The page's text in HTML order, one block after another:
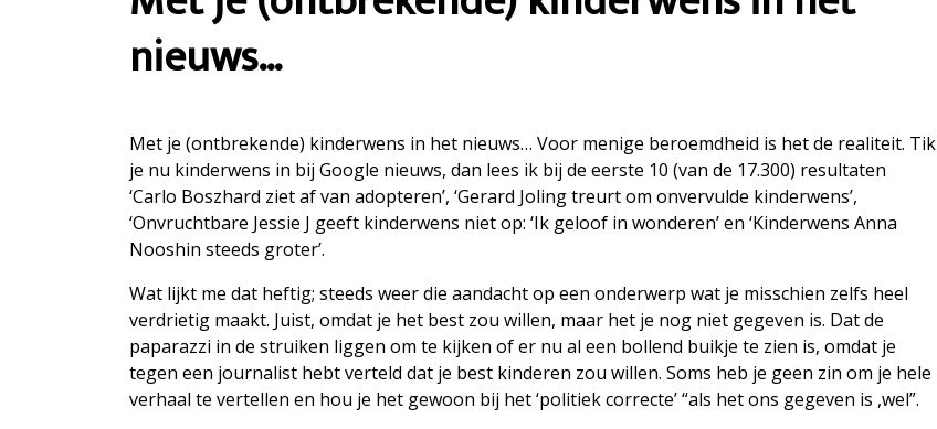
nieuws…
Met je (ontbrekende) kinderwens in het nieuws… Voor menige beroemdheid is het de realiteit. Tik
je nu kinderwens in bij Google nieuws, dan lees ik bij de eerste 10 (van de 17.300) resultaten
‘Carlo Boszhard ziet af van adopteren’, ‘Gerard Joling treurt om onvervulde kinderwens’,
‘Onvruchtbare Jessie J geeft kinderwens niet op: ‘Ik geloof in wonderen’ en ‘Kinderwens Anna
Nooshin steeds groter’.
Wat lijkt me dat heftig; steeds weer die aandacht op een onderwerp wat je misschien zelfs heel
verdrietig maakt. Juist, omdat je het best zou willen, maar het je nog niet gegeven is. Dat de
paparazzi in de struiken liggen om te kijken of er nu al een bollend buikje te zien is, omdat je
tegen een journalist hebt verteld dat je best kinderen zou willen. Soms heb je geen zin om je hele
verhaal te vertellen en hou je het gewoon bij het ‘politiek correcte’ “als het ons gegeven is ,wel”.